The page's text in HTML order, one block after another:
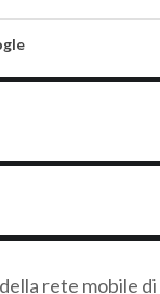
rete mobile di